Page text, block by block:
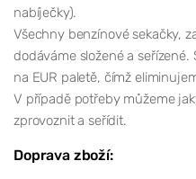
nabíječky).
Všechny benzínové sekačky,
dodáváme složené a
na EUR paletě, čímž
V případě potřeby můžeme
zprovoznit a seřídit.
Doprava zboží: